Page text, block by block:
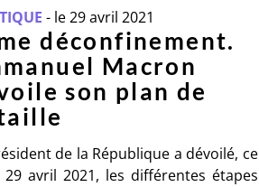
- le 29 avril 2021
déconfinement.
Macron
son plan de
de la République a dévoilé, ce
29 avril 2021, les différentes étapes